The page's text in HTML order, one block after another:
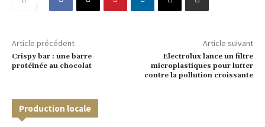
Article précédent
Crispy bar : une barre
protéinée au chocolat
Article suivant
Electrolux lance un filtre
microplastiques pour lutter
contre la pollution croissante
Production locale